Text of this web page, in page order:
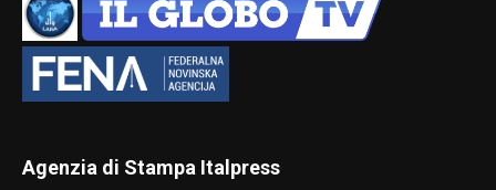
Agenzia di Stampa Italpress